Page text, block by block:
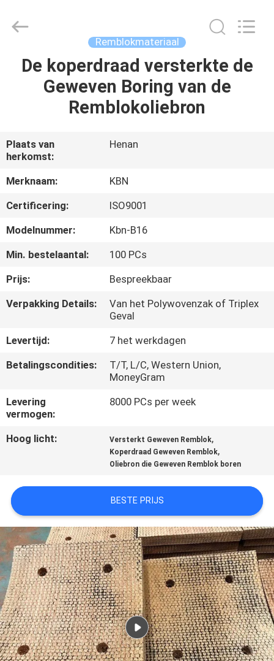
HUIS
PRODUCTEN
ONGEVEER
ONS
FABRIEKSREIS
CONTACTEER
ONS
VERZOEK
OM EEN
SITEMAP
POLICY
Remblokmateriaal
De koperdraad versterkte de
Geweven Boring van de
Remblokoliebron
Plaats van
herkomst:
Henan
Merknaam:
KBN
Certificering:
ISO9001
Modelnummer:
Kbn-B16
Min. bestelaantal:
100 PCs
Prijs:
Bespreekbaar
Verpakking Details:
Van het Polywovenzak of Triplex
Geval
Levertijd:
7 het werkdagen
Betalingscondities:
T/T, L/C, Western Union,
MoneyGram
Levering
vermogen:
8000 PCs per week
Hoog licht: Versterkt Geweven Remblok,
Koperdraad Geweven Remblok,
Oliebron die Geweven Remblok boren
BESTE PRIJS